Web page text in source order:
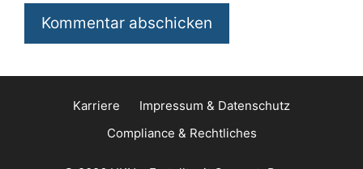
Karriere
Impressum & Datenschutz
Compliance & Rechtliches